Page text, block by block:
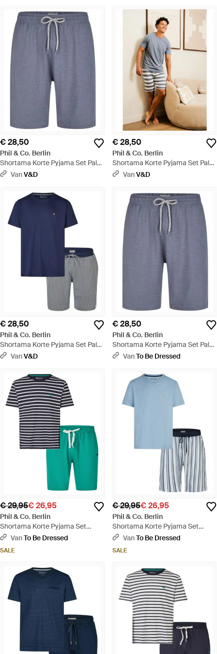
€ 28,50
Phil & Co. Berlin
Shortama Korte Pyjama Set Palm
Gestreept - Blauw
VanV&D
€ 28,50
Phil & Co. Berlin
Shortama Korte Pyjama Set Palm
Grijs - Blauw
VanV&D
€ 28,50
Phil & Co. Berlin
Shortama Korte Pyjama Set Palm
Blauw - Blauw
VanV&D
€ 28,50
Phil & Co. Berlin
Shortama Korte Pyjama Set Palm
Gestreept - Blauw
VanTo Be Dressed
€ 29,95€ 26,95
Phil & Co. Berlin
Shortama Korte Pyjama Set
Donkerblauw/Groen Gestreept
VanTo Be Dressed
SALE
€ 29,95€ 26,95
Phil & Co. Berlin
Shortama Korte Pyjama Set
Blauw Gestreept - Blauw
VanTo Be Dressed
SALE